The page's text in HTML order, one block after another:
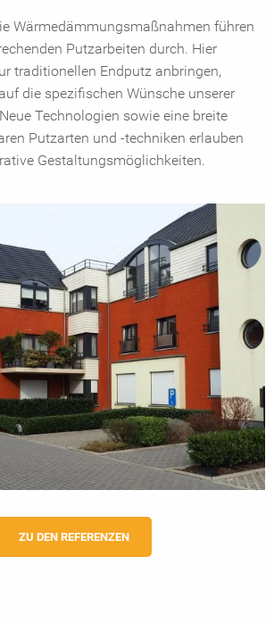
Wärmedämmungsmaßnahmen führen
Putzarbeiten durch. Hier
traditionellen Endputz anbringen,
die spezifischen Wünsche unserer
Technologien sowie eine breite
Putzarten und -techniken erlauben
Gestaltungsmöglichkeiten.
ZU DEN REFERENZEN